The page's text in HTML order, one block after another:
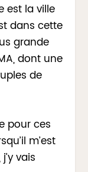
est la ville
dans cette
grande
dont une
de
pour ces
m’est
vais